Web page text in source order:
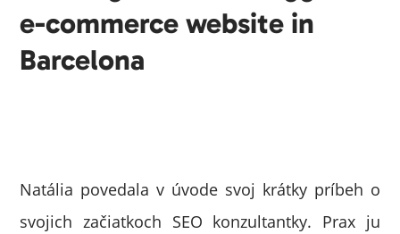
e-commerce website in
Barcelona
Natália povedala v úvode svoj krátky príbeh o
svojich začiatkoch SEO konzultantky. Prax ju